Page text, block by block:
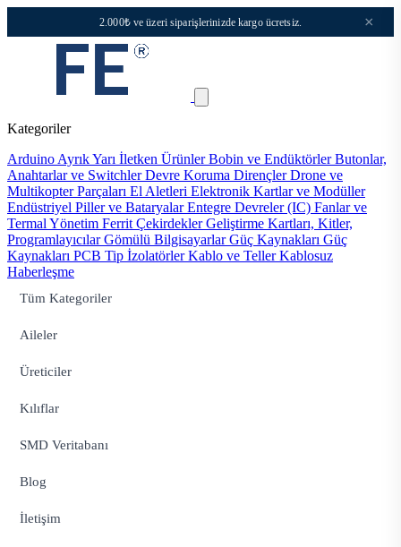
2.000₺ ve üzeri siparişlerinizde kargo ücretsiz. ×
Kategoriler
Arduino Ayrık Yarı İletken ÜrünlerBobin ve EndüktörlerButonlar,
Anahtarlar ve SwitchlerDevre Koruma DirençlerDrone ve
Multikopter Parçaları El Aletleri Elektronik Kartlar ve Modüller
Endüstriyel Piller ve BataryalarEntegre Devreler (IC) Fanlar ve
Termal Yönetim Ferrit ÇekirdeklerGeliştirme Kartları, Kitler,
ProgramlayıcılarGömülü BilgisayarlarGüç Kaynakları Güç
Kaynakları PCB Tip İzolatörlerKablo ve TellerKablosuz
Haberleşme
Tüm Kategoriler
Aileler
Üreticiler
Kılıflar
SMD Veritabanı
Blog
İletişim